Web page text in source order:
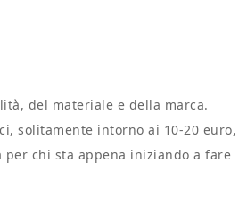
del materiale e della marca.
solitamente intorno ai 10-20 euro,
per chi sta appena iniziando a fare